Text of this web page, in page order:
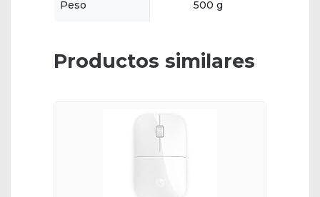
Peso 500 g
Productos similares